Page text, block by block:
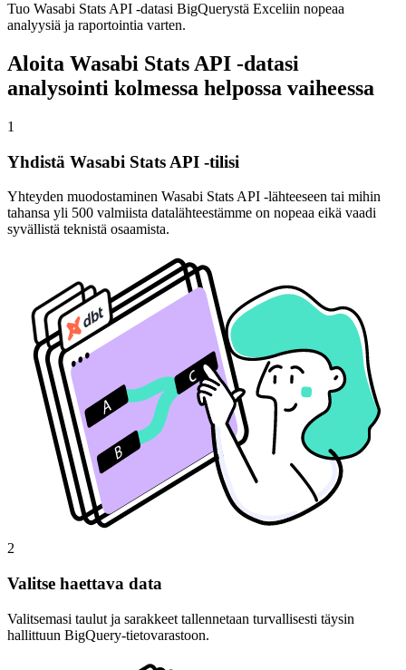
Tuo Wasabi Stats API -datasi BigQuerystä Exceliin nopeaa
analyysiä ja raportointia varten.
Aloita Wasabi Stats API -datasi
analysointi kolmessa helpossa vaiheessa
1
Yhdistä Wasabi Stats API -tilisi
Yhteyden muodostaminen Wasabi Stats API -lähteeseen tai mihin
tahansa yli 500 valmiista datalähteestämme on nopeaa eikä vaadi
syvällistä teknistä osaamista.
2
Valitse haettava data
Valitsemasi taulut ja sarakkeet tallennetaan turvallisesti täysin
hallittuun BigQuery-tietovarastoon.